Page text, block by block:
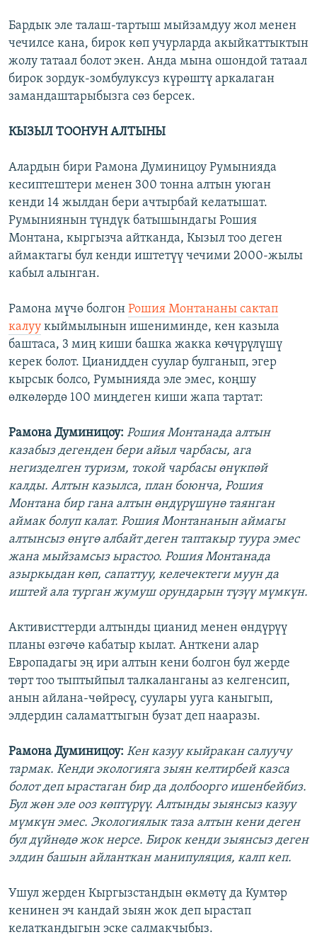
Бардык эле талаш-тартыш мыйзамдуу жол менен
чечилсе кана, бирок көп учурларда акыйкаттыктын
жолу татаал болот экен. Анда мына ошондой татаал
бирок зордук-зомбулуксуз күрөштү аркалаган
замандаштарыбызга сөз берсек.
КЫЗЫЛ ТООНУН АЛТЫНЫ
Алардын бири Рамона Думиницоу Румынияда
кесиптештери менен 300 тонна алтын уюган
кенди 14 жылдан бери ачтырбай келатышат.
Румыниянын түндүк батышындагы Рошия
Монтана, кыргызча айтканда, Кызыл тоо деген
аймактагы бул кенди иштетүү чечими 2000-жылы
кабыл алынган.
Рамона мүчө болгон Рошия Монтананы сактап
калуу кыймылынын ишениминде, кен казыла
баштаса, 3 миң киши башка жакка көчүрүлүшү
керек болот. Цианидден суулар булганып, эгер
кырсык болсо, Румынияда эле эмес, коңшу
өлкөлөрдө 100 миңдеген киши жапа тартат:
Рамона Думиницоу: Рошия Монтанада алтын
казабыз дегенден бери айыл чарбасы, ага
негизделген туризм, токой чарбасы өнүкпөй
калды. Алтын казылса, план боюнча, Рошия
Монтана бир гана алтын өндүрүшүнө таянган
аймак болуп калат. Рошия Монтананын аймагы
алтынсыз өнүгө албайт деген таптакыр туура эмес
жана мыйзамсыз ырастоо. Рошия Монтанада
азыркыдан көп, сапаттуу, келечектеги муун да
иштей ала турган жумуш орундарын түзүү мүмкүн.
Активисттерди алтынды цианид менен өндүрүү
планы өзгөчө кабатыр кылат. Анткени алар
Европадагы эң ири алтын кени болгон бул жерде
төрт тоо тыптыйпыл талкаланганы аз келгенсип,
анын айлана-чөйрөсү, суулары ууга каныгып,
элдердин саламаттыгын бузат деп нааразы.
Рамона Думиницоу: Кен казуу кыйракан салуучу
тармак. Кенди экологияга зыян келтирбей казса
болот деп ырастаган бир да долбоорго ишенбейбиз.
Бул жөн эле ооз көптүрүү. Алтынды зыянсыз казуу
мүмкүн эмес. Экологиялык таза алтын кени деген
бул дүйнөдө жок нерсе. Бирок кенди зыянсыз деген
элдин башын айланткан манипуляция, калп кеп.
Ушул жерден Кыргызстандын өкмөтү да Кумтөр
кенинен эч кандай зыян жок деп ырастап
келаткандыгын эске салмакчыбыз.